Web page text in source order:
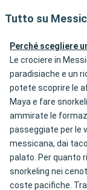
Tutto su
Perché scegliere
Le crociere in
paradisiache e un
potete scoprire le
Maya e fare
ammirate le
passeggiate per le
messicana, dai
palato. Per quanto
snorkeling nei
coste pacifiche.